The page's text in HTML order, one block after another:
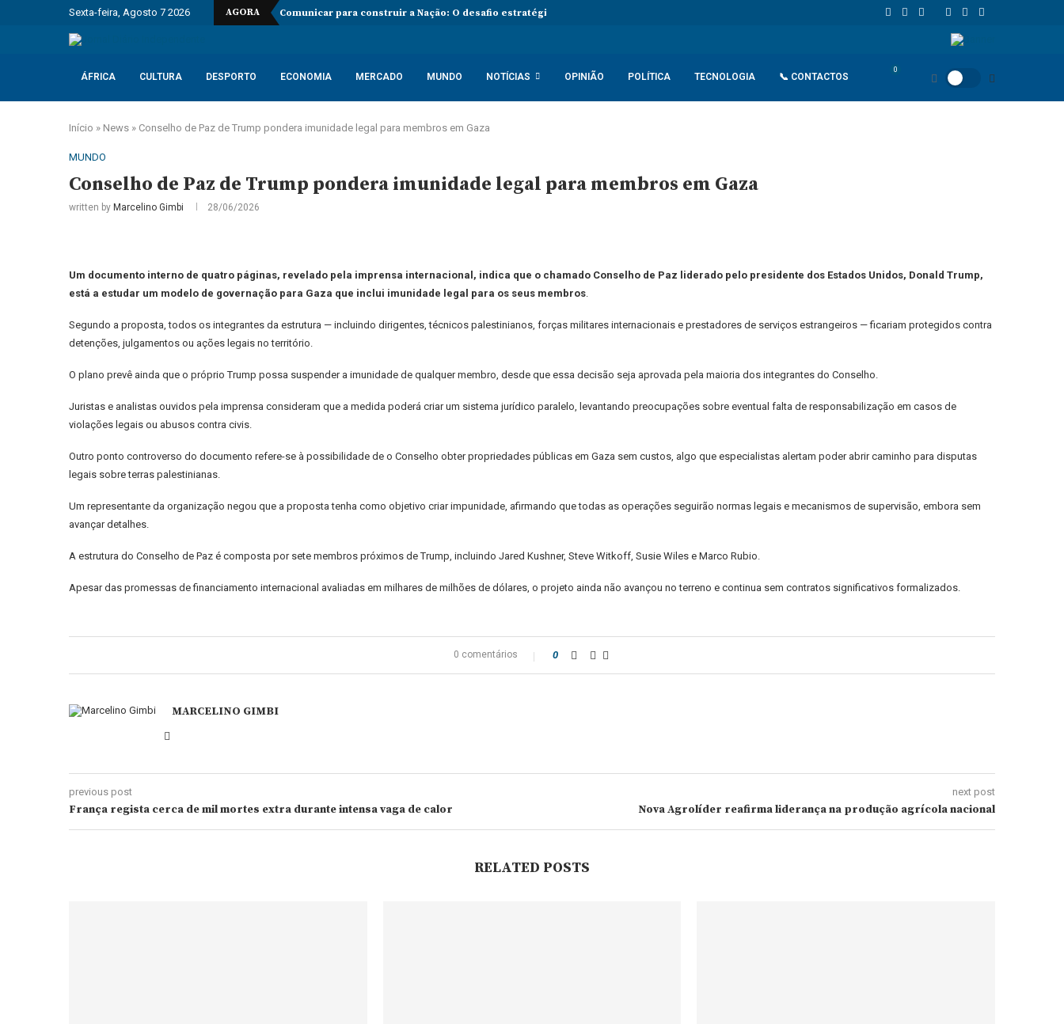
Sexta-feira, Agosto 7 2026 AGORA Comunicar para construir a Nação: O desafio estratégico de Angola aos 50 Anos de Independência ANPG e Sonangol E&P Concluem perfuração do poço
ÁFRICA CULTURA DESPORTO ECONOMIA MERCADO MUNDO NOTÍCIAS OPINIÃO POLÍTICA TECNOLOGIA 📞 CONTACTOS
0
Início » News » Conselho de Paz de Trump pondera imunidade legal para membros em Gaza
MUNDO
Conselho de Paz de Trump pondera imunidade legal para membros em Gaza
written by Marcelino Gimbi 28/06/2026
Um documento interno de quatro páginas, revelado pela imprensa internacional, indica que o chamado Conselho de Paz liderado pelo presidente dos Estados Unidos, Donald Trump,
está a estudar um modelo de governação para Gaza que inclui imunidade legal para os seus membros.
Segundo a proposta, todos os integrantes da estrutura — incluindo dirigentes, técnicos palestinianos, forças militares internacionais e prestadores de serviços estrangeiros — ficariam protegidos contra
detenções, julgamentos ou ações legais no território.
O plano prevê ainda que o próprio Trump possa suspender a imunidade de qualquer membro, desde que essa decisão seja aprovada pela maioria dos integrantes do Conselho.
Juristas e analistas ouvidos pela imprensa consideram que a medida poderá criar um sistema jurídico paralelo, levantando preocupações sobre eventual falta de responsabilização em casos de
violações legais ou abusos contra civis.
Outro ponto controverso do documento refere-se à possibilidade de o Conselho obter propriedades públicas em Gaza sem custos, algo que especialistas alertam poder abrir caminho para disputas
legais sobre terras palestinianas.
Um representante da organização negou que a proposta tenha como objetivo criar impunidade, afirmando que todas as operações seguirão normas legais e mecanismos de supervisão, embora sem
avançar detalhes.
A estrutura do Conselho de Paz é composta por sete membros próximos de Trump, incluindo Jared Kushner, Steve Witkoff, Susie Wiles e Marco Rubio.
Apesar das promessas de financiamento internacional avaliadas em milhares de milhões de dólares, o projeto ainda não avançou no terreno e continua sem contratos significativos formalizados.
0 comentários 0
MARCELINO GIMBI
previous post
França regista cerca de mil mortes extra durante intensa vaga de calor
next post
Nova Agrolíder reafirma liderança na produção agrícola nacional
RELATED POSTS